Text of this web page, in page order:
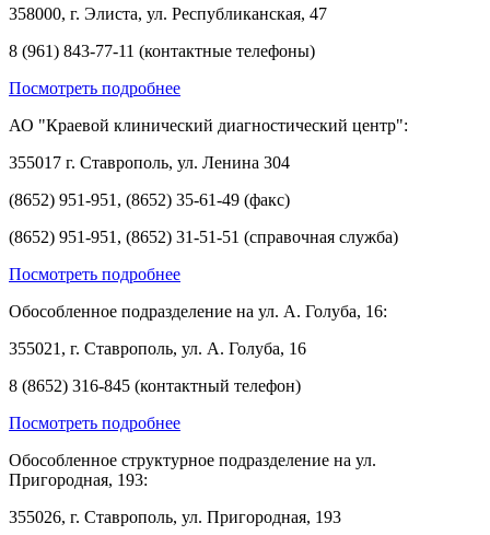
358000, г. Элиста, ул. Республиканская, 47
8 (961) 843-77-11 (контактные телефоны)
Посмотреть подробнее
АО "Краевой клинический диагностический центр":
355017 г. Ставрополь, ул. Ленина 304
(8652) 951-951, (8652) 35-61-49 (факс)
(8652) 951-951, (8652) 31-51-51 (справочная служба)
Посмотреть подробнее
Обособленное подразделение на ул. А. Голуба, 16:
355021, г. Ставрополь, ул. А. Голуба, 16
8 (8652) 316-845 (контактный телефон)
Посмотреть подробнее
Обособленное структурное подразделение на ул.
Пригородная, 193:
355026, г. Ставрополь, ул. Пригородная, 193